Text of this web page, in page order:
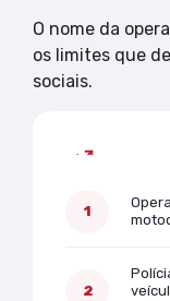
O nome da
os limites que
sociais.